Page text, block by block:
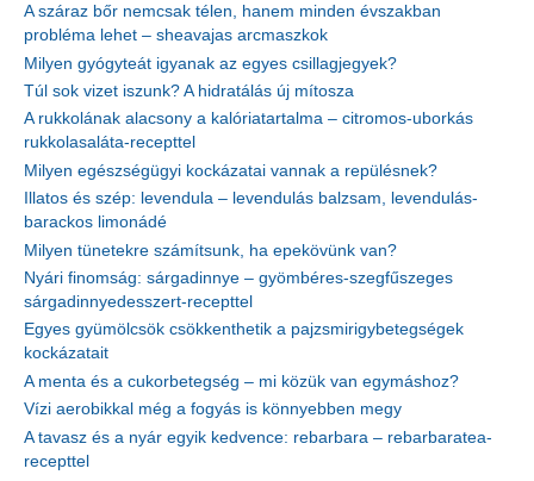
A száraz bőr nemcsak télen, hanem minden évszakban
probléma lehet – sheavajas arcmaszkok
Milyen gyógyteát igyanak az egyes csillagjegyek?
Túl sok vizet iszunk? A hidratálás új mítosza
A rukkolának alacsony a kalóriatartalma – citromos-uborkás
rukkolasaláta-recepttel
Milyen egészségügyi kockázatai vannak a repülésnek?
Illatos és szép: levendula – levendulás balzsam, levendulás-
barackos limonádé
Milyen tünetekre számítsunk, ha epekövünk van?
Nyári finomság: sárgadinnye – gyömbéres-szegfűszeges
sárgadinnyedesszert-recepttel
Egyes gyümölcsök csökkenthetik a pajzsmirigybetegségek
kockázatait
A menta és a cukorbetegség – mi közük van egymáshoz?
Vízi aerobikkal még a fogyás is könnyebben megy
A tavasz és a nyár egyik kedvence: rebarbara – rebarbaratea-
recepttel